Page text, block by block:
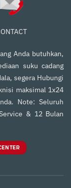
Anda butuhkan,
suku cadang
segera Hubungi
maksimal 1x24
Note: Seluruh
& 12 Bulan